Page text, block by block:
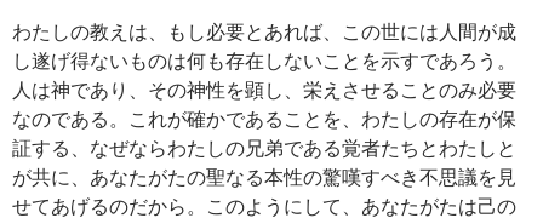
わたしの教えは、もし必要とあれば、この世には人間が成
し遂げ得ないものは何も存在しないことを示すであろう。
人は神であり、その神性を顕し、栄えさせることのみ必要
なのである。これが確かであることを、わたしの存在が保
証する、なぜならわたしの兄弟である覚者たちとわたしと
が共に、あなたがたの聖なる本性の驚嘆すべき不思議を見
せてあげるのだから。このようにして、あなたがたは己の